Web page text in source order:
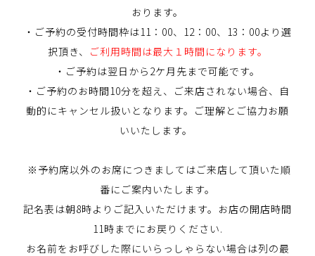
おります。
・ご予約の受付時間枠は11：00、12：00、13：00より選
択頂き、
ご利用時間は最大１時間になります。
・ご予約は翌日から2ケ月先まで可能です。
・ご予約のお時間10分を超え、ご来店されない場合、自
動的にキャンセル扱いとなります。ご理解とご協力お願
いいたします。
※予約席以外のお席につきましてはご来店して頂いた順
番にご案内いたします。
記名表は朝8時よりご記入いただけます。お店の開店時間
11時までにお戻りください.
お名前をお呼びした際にいらっしゃらない場合は列の最